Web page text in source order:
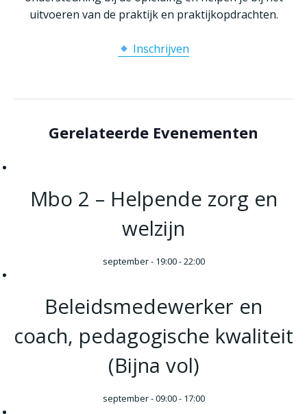
uitvoeren van de praktijk en praktijkopdrachten.
Inschrijven
Gerelateerde Evenementen
Mbo 2 – Helpende zorg en
welzijn
september - 19:00-22:00
Beleidsmedewerker en
coach, pedagogische kwaliteit
(Bijna vol)
september - 09:00- 17:00